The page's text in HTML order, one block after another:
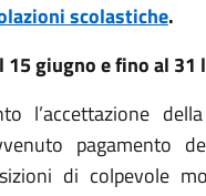
scolastiche.
giugno e fino al 31
l’accettazione
pagamento
di colpevole